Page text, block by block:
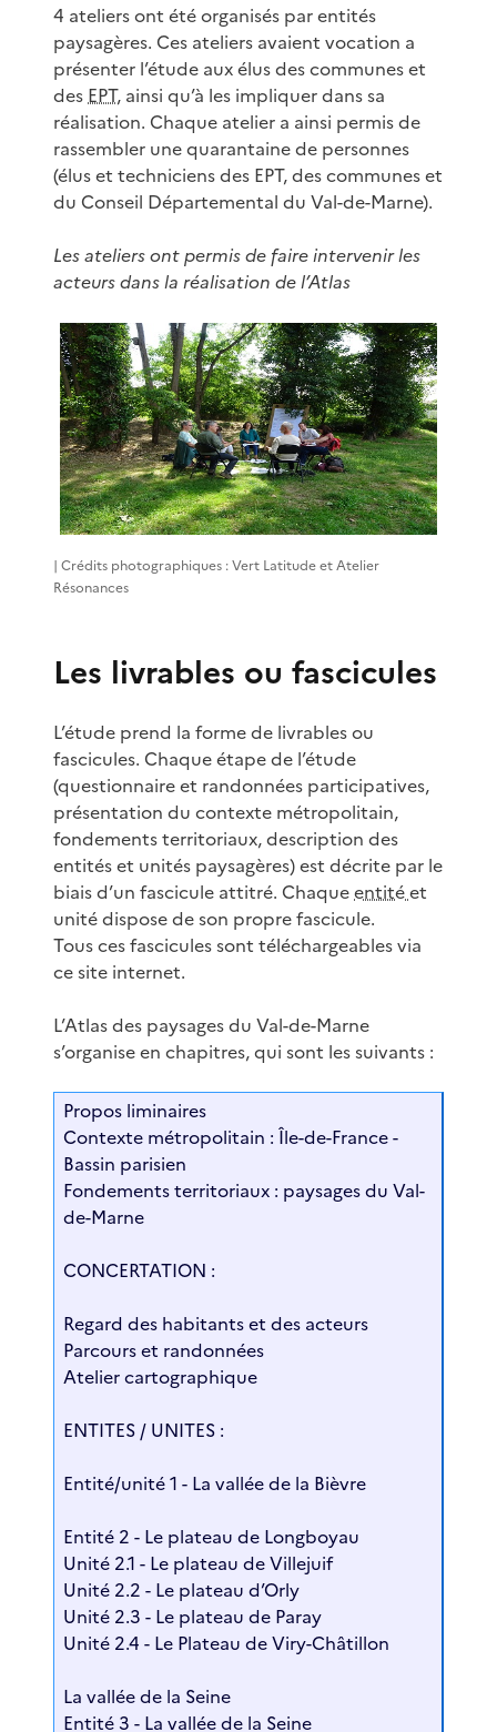
4 ateliers ont été organisés par entités
paysagères. Ces ateliers avaient vocation a
présenter l’étude aux élus des communes et
des EPT, ainsi qu’à les impliquer dans sa
réalisation. Chaque atelier a ainsi permis de
rassembler une quarantaine de personnes
(élus et techniciens des EPT, des communes et
du Conseil Départemental du Val-de-Marne).
Les ateliers ont permis de faire intervenir les
acteurs dans la réalisation de l’Atlas
| Crédits photographiques : Vert Latitude et Atelier
Résonances
Les livrables ou fascicules
L’étude prend la forme de livrables ou
fascicules. Chaque étape de l’étude
(questionnaire et randonnées participatives,
présentation du contexte métropolitain,
fondements territoriaux, description des
entités et unités paysagères) est décrite par le
biais d’un fascicule attitré. Chaqueentitéet
unité dispose de son propre fascicule.
Tous ces fascicules sont téléchargeables via
ce site internet.
L’Atlas des paysages du Val-de-Marne
s’organise en chapitres, qui sont les suivants :
Propos liminaires
Contexte métropolitain : Île-de-France -
Bassin parisien
Fondements territoriaux : paysages du Val-
de-Marne
CONCERTATION :
Regard des habitants et des acteurs
Parcours et randonnées
Atelier cartographique
ENTITES / UNITES :
Entité/unité 1 - La vallée de la Bièvre
Entité 2 - Le plateau de Longboyau
Unité 2.1 - Le plateau de Villejuif
Unité 2.2 - Le plateau d’Orly
Unité 2.3 - Le plateau de Paray
Unité 2.4 - Le Plateau de Viry-Châtillon
La vallée de la Seine
Entité 3 - La vallée de la Seine